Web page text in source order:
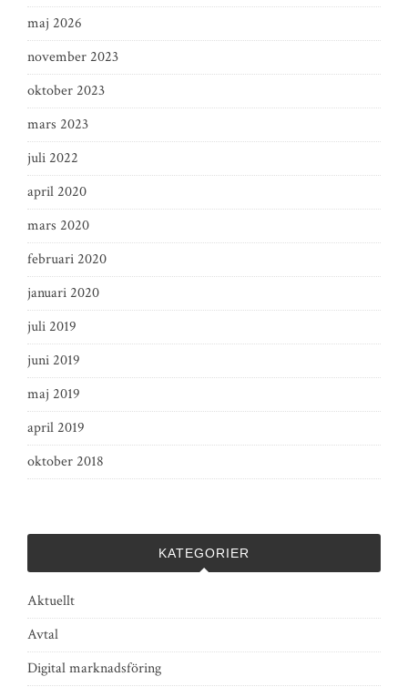
maj 2026
november 2023
oktober 2023
mars 2023
juli 2022
april 2020
mars 2020
februari 2020
januari 2020
juli 2019
juni 2019
maj 2019
april 2019
oktober 2018
KATEGORIER
Aktuellt
Avtal
Digital marknadsföring